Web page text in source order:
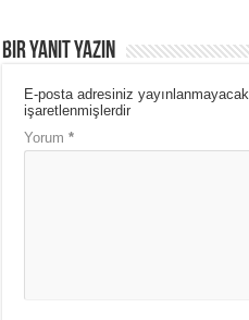
Bir yanıt yazın
E-posta adresiniz yayınlanmayacak.
işaretlenmişlerdir
Yorum*